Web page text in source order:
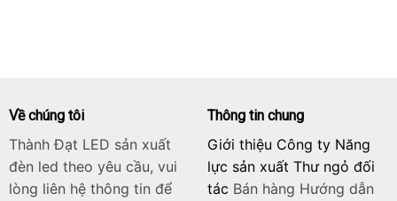
Về chúng tôi
Thành Đạt LED sản xuất
đèn led theo yêu cầu, vui
lòng liên hệ thông tin để
Thông tin chung
Giới thiệu Công ty Năng
lực sản xuất Thư ngỏ đối
tác Bán hàng Hướng dẫn